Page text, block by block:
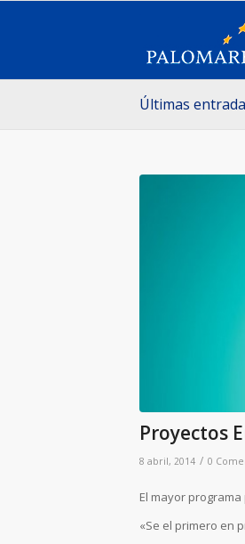
Últimas
Proyectos
8 abril, 2014 / 0
El mayor
«Se el primero en